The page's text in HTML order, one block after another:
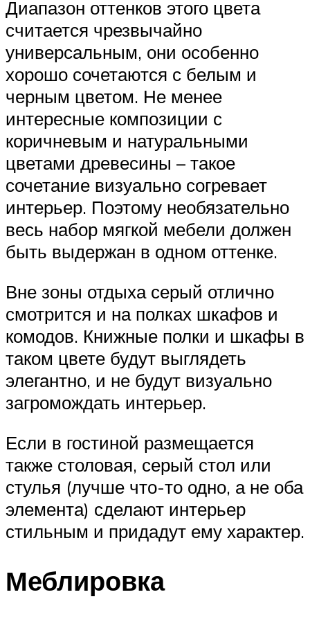
Диапазон оттенков этого цвета
считается чрезвычайно
универсальным, они особенно
хорошо сочетаются с белым и
черным цветом. Не менее
интересные композиции с
коричневым и натуральными
цветами древесины – такое
сочетание визуально согревает
интерьер. Поэтому необязательно
весь набор мягкой мебели должен
быть выдержан в одном оттенке.
Вне зоны отдыха серый отлично
смотрится и на полках шкафов и
комодов. Книжные полки и шкафы в
таком цвете будут выглядеть
элегантно, и не будут визуально
загромождать интерьер.
Если в гостиной размещается
также столовая, серый стол или
стулья (лучше что-то одно, а не оба
элемента) сделают интерьер
стильным и придадут ему характер.
Меблировка